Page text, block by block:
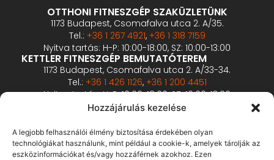
Hozzájárulás kezelése
A legjobb felhasználói élmény biztosítása érdekében olyan
technológiákat használunk, mint például a cookie-k, amelyek tárolják az
eszközinformációkat és/vagy hozzáférnek azokhoz. Ezen
OTTHONI FITNESZGÉP SZAKÜZLETÜNK
1173 Budapest, Csomafalva utca 2. A/35.
Tel.: +36 1 267 4921, +36 1 318 7159
Nyitva tartás: H-P: 10:00-18:00, SZ: 10:00-13:00
KETTLER FITNESZGÉP BEMUTATÓTEREM
1173 Budapest, Csomafalva utca 2. A/33-34.
Tel.: +36 1 426 1126, +36 1 200 4451
Nyitva tartás: H-P: 10:00-18:00, SZ: 10:00-13:00
PROFESSZIONÁLIS FITNESZGÉP BEMUTATÓTEREM
2360 Gyál, Vállalkozó u. 12.
Tel.: +36 1 900 0657
Nyitva tartás: előzetes bejelentkezés alapján